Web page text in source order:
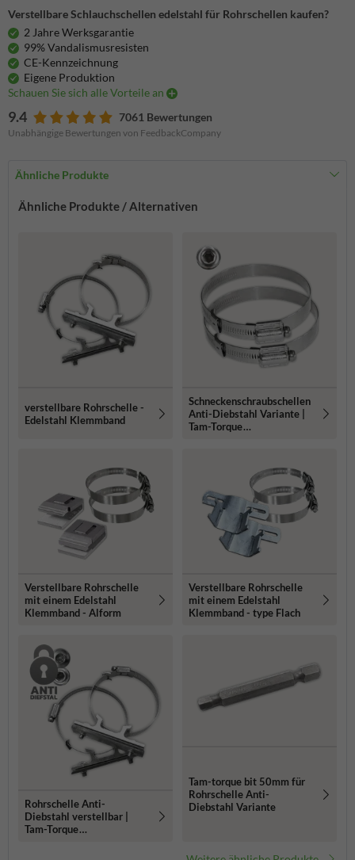
Verstellbare Schlauchschellen edelstahl für Rohrschellen kaufen?
2 Jahre Werksgarantie
99% Vandalismusresisten
CE-Kennzeichnung
Eigene Produktion
Schauen Sie sich alle Vorteile an
9.4 7061 Bewertungen
Unabhängige Bewertungen von FeedbackCompany
Ähnliche Produkte
Ähnliche Produkte / Alternativen
verstellbare Rohrschelle -
Edelstahl Klemmband
Schneckenschraubschellen
Anti-Diebstahl Variante |
Tam-Torque
Verstellbare Rohrschelle
mit einem Edelstahl
Klemmband - Alform
Verstellbare Rohrschelle
mit einem Edelstahl
Klemmband - type Flach
Rohrschelle Anti-
Diebstahl verstellbar |
Tam-Torque
Tam-torque bit 50mm für
Rohrschelle Anti-
Diebstahl Variante